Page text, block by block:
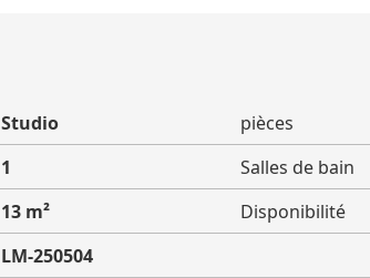
Studio pièces
1 Salles de bain
13 m² Disponibilité
LM-250504